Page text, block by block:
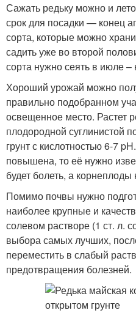
Сажать редьку можно и
срок для посадки — конец
сорта, которые можно
садить уже во второй
сорта нужно сеять в июле –
Хороший урожай можно
правильно подобранном
освещенное место. Растет
плодородной суглинистой
грунт с кислотностью 6-7
повышена, то её нужно
будет болеть, а корнеплоды
Помимо почвы нужно
наиболее крупные и
солевом растворе (1 ст. л.
выбора самых лучших,
переместить в слабый
предотвращения болезней.